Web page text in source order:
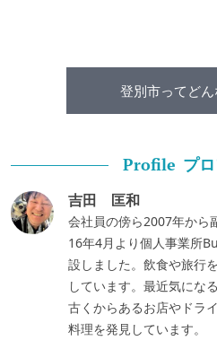
登別市ってどん
Profile プ
吉田 匡和
会社員の傍ら2007年から
16年4月より個人事業所
設しました。飲食や旅行
しています。最近気にな
古くからあるお店やドラ
料理を発見しています。